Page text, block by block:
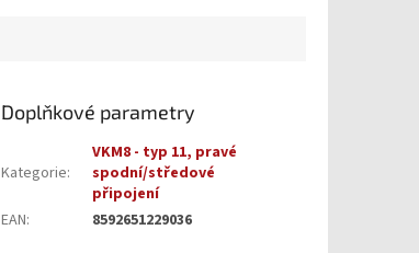
Doplňkové parametry
Kategorie:
VKM8 - typ 11, pravé
spodní/středové
připojení
EAN: 8592651229036